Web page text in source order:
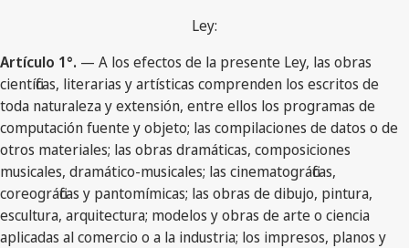
Ley:
Artículo 1°. — A los efectos de la presente Ley, las obras
científicas, literarias y artísticas comprenden los escritos de
toda naturaleza y extensión, entre ellos los programas de
computación fuente y objeto; las compilaciones de datos o de
otros materiales; las obras dramáticas, composiciones
musicales, dramático-musicales; las cinematográficas,
coreográficas y pantomímicas; las obras de dibujo, pintura,
escultura, arquitectura; modelos y obras de arte o ciencia
aplicadas al comercio o a la industria; los impresos, planos y